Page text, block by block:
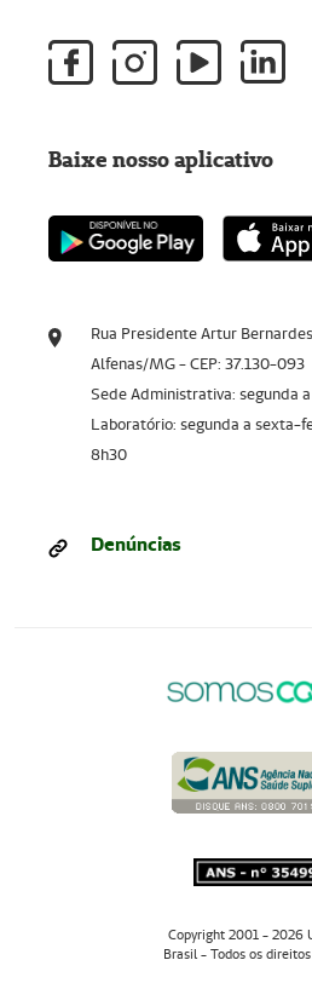
Rua Presidente Artur
Alfenas/MG - CEP: 37.130-093
Sede Administrativa: segunda
Laboratório: segunda a sexta-
8h30
Denúncias
Baixe nosso aplicativo
Copyright 2001 - 2026
Brasil - Todos os